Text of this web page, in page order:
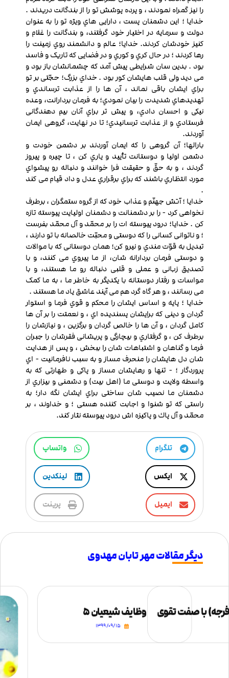
را نیز گمراه نمودند ، و پرده پوشش تو را از بندگانت دریدند .
خدایا ؛ این دشمنان پست ، دارایی هاي ویژه تو را به عنوان
دولت و سرمایه در اختیار خود گرفتند، و بندگانت را غلام و
کنیز خودشان کردند. خدایا؛ عالم و دانشمند روي زمینت را
رها کردند ؛ در حال کري و کوري و در فضایی که تاریک و فاسد
بود . بدین سان شرایطی پیش آمد که چشمانشان باز بود و
می دید ولی قلب هايشان کور بود . خداي بزرگ؛ حجّتی بر تو
براي ایشان باقی نماند ، آن ها را از عذابت ترساندي و
تهدیدهاي شدیدت را بیان نمودي؛ به فرمان بردارانت، وعده
نیکی و احسان دادي، و پیش تر براي آنان بیم دهندگانی
فرستادي و از عذابت ترسانیدي؛ تا در نهایت، گروهی ایمان
آوردند.
بارالها؛ آن گروهی را که ایمان آوردند بر دشمن خودت و
دشمن اولیا و دوستانت تأیید و یاري کن ، تا چیره و پیروز
گردند ، و به حقّ و حقیقت فرا خوانند و دنباله رو پیشواي
مورد انتظاري باشند که براي برقراري عدل و داد قیام می کند
.
خدایا ؛ آتش جهنّم و عذاب خود که از گروه ستمگران ، برطرف
نخواهی کرد - را بر دشمنانت و دشمنان اولیایت پیوسته تازه
کن . خدایا؛ درود پیوسته ات را بر محمّد و آل محمّد بفرست
؛ و ناتوانی کسانی را که دوستی و محبّت خالصانه با تو دارند ،
تبدیل به قوّت مندي و نیرو کن؛ همان دوستانی که با موالات
و دوستی فرمان بردارانه شان، از ما پیروي می کنند، و با
تصدیق زبانی و عملی و قلبی دنباله رو ما هستند، و با
مواسات و رفتار دوستانه با یکدیگر به خاطر ما ، به ما کمک
می رسانند ، و هر گاه گرد هم می آیند عاشق یاد ما هستند .
خدایا ؛ پایه و اساس ایشان را محکم و قوي فرما و استوار
گردان و دینی که برایشان پسندیده اي ، و نعمتت را بر آن ها
کامل گردان ، و آن ها را خالص گردان و برگزین ، و نیازشان را
برطرف کن ، و گرفتاري و بیچارگی و پریشانی فقرشان را جبران
فرما و گناهان و اشتباهات شان را ببخش ، و پس از هدایت
شان دل هايشان را منحرف مساز و به سبب نافرمانیت - اي
پروردگار ؛ - تنها و رهایشان مساز و پاکی و طهارتی که به
واسطه ولایت و دوستی ما (اهل بیت) و دشمنی و بیزاري از
دشمنان ما نصیب شان ساختی براي ایشان نگه دار؛ به
راستی که تو شنوا و اجابت کننده هستی ؛ و خداوند ، بر
محمّد و آل پاك و پاکیزه اش درود پیوسته نثار کند.
تلگرام واتساپ
ایکس لینکدین
ایمیل پرینت
دیگر مقالات مهر تابان مهدوی
وظایف شیعیان ۵
۱۳۹۹/۰۹/۱۵
فرجه) با صفت تقوی